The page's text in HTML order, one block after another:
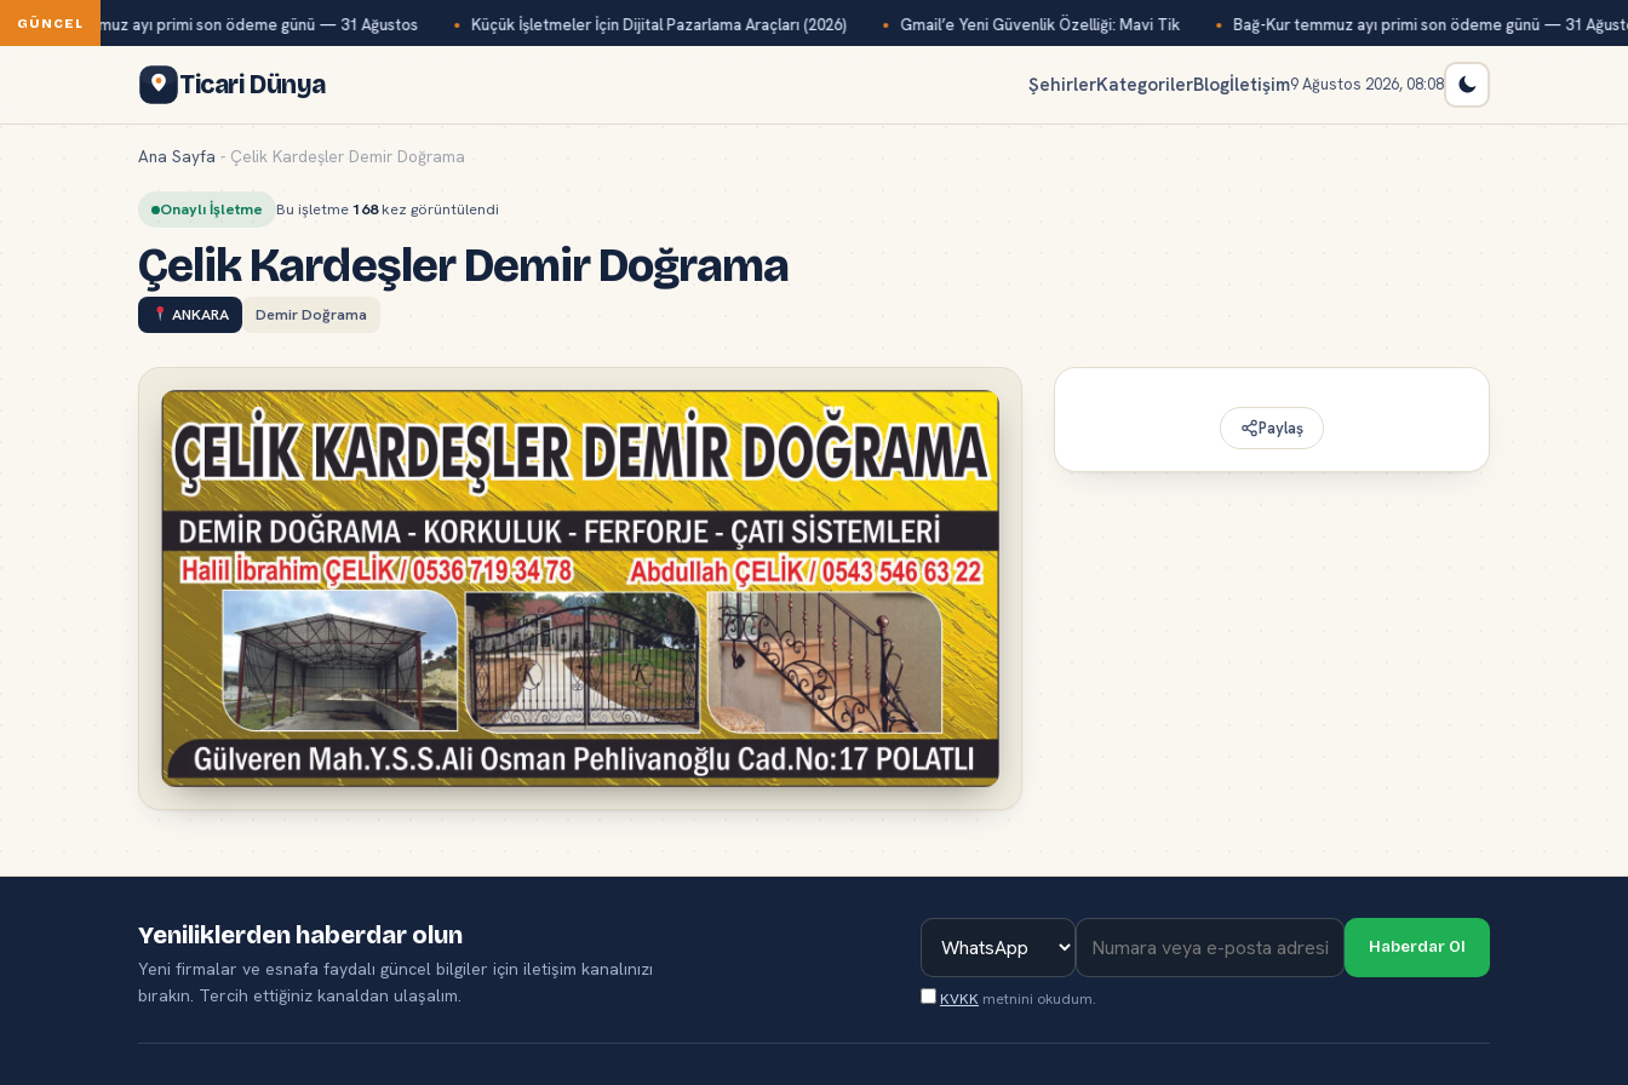
GÜNCEL
Bağ-Kur temmuz ayı primi son ödeme günü — 31 Ağustos Küçük İşletmeler İçin Dijital Pazarlama Araçları (2026) Gmail’e Yeni Güvenlik Özelliği: Mavi Tik Bağ-Kur temmuz ayı primi son ödeme günü — 31
Ticari Dünya ŞehirlerKategorilerBlogİletişim9 Ağustos 2026, 08:08
Ana Sayfa - Çelik Kardeşler Demir Doğrama
Onaylı İşletme Bu işletme168kez görüntülendi
Çelik Kardeşler Demir Doğrama
ANKARA Demir Doğrama
Paylaş
Yeniliklerden haberdar olun
Yeni firmalar ve esnafa faydalı güncel bilgiler için iletişim kanalınızı
bırakın. Tercih ettiğiniz kanaldan ulaşalım.
Haberdar Ol
KVKK metnini okudum.